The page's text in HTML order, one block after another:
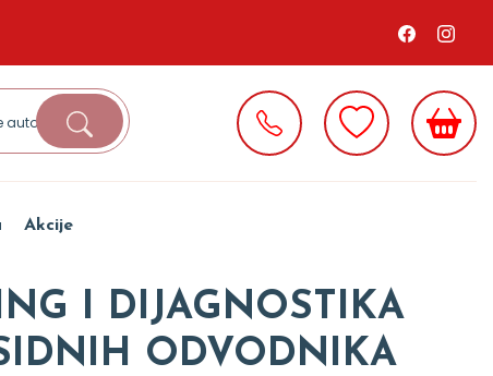
Akcije
I DIJAGNOSTIKA
ODVODNIKA